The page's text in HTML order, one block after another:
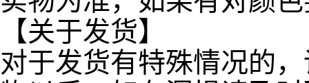
【关于发货】
对于发货有特殊情况的